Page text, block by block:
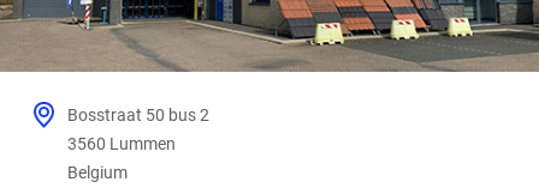
3560
Belgium